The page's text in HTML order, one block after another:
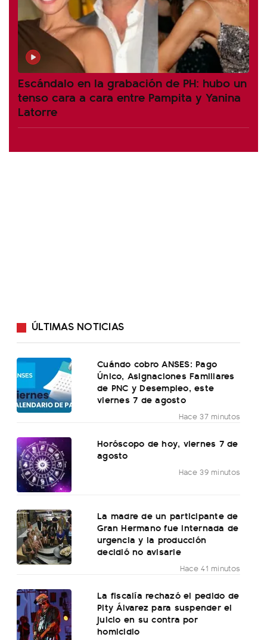
Escándalo en la grabación de PH: hubo un
tenso cara a cara entre Pampita y Yanina
Latorre
ÚLTIMAS NOTICIAS
Cuándo cobro ANSES: Pago
Único, Asignaciones Familiares
de PNC y Desempleo, este
viernes 7 de agosto
Hace 37 minutos
Horóscopo de hoy, viernes 7 de
agosto
Hace 39 minutos
La madre de un participante de
Gran Hermano fue internada de
urgencia y la producción
decidió no avisarle
Hace 41 minutos
La fiscalía rechazó el pedido de
Pity Álvarez para suspender el
juicio en su contra por
homicidio